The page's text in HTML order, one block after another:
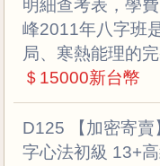
明細查考表，學
峰2011年八字班
局、寒熱能理的
＄15000新台幣
D125 【加密寄賣
字心法初級 13+